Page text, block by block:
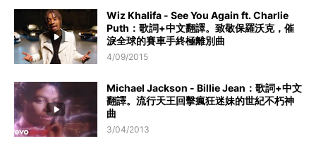
Wiz Khalifa - See You Again ft. Charlie
Puth：歌詞+中文翻譯。致敬保羅沃克，催
淚全球的賽車手終極離別曲
4/09/2015
Michael Jackson - Billie Jean：歌詞+中文
翻譯。流行天王回擊瘋狂迷妹的世紀不朽神
曲
3/04/2013